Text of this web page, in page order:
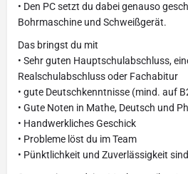
• Den PC setzt du dabei genauso
Bohrmaschine und Schweißgerät.
Das bringst du mit
• Sehr guten Hauptschulabschluss,
Realschulabschluss oder Fachabitur
• gute Deutschkenntnisse (mind. auf
• Gute Noten in Mathe, Deutsch und
• Handwerkliches Geschick
• Probleme löst du im Team
• Pünktlichkeit und Zuverlässigkeit